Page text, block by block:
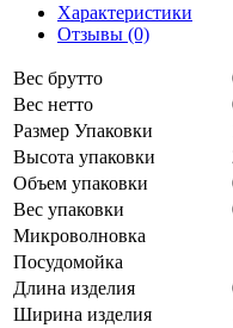
Характеристики
Отзывы (0)
Вес брутто
Вес нетто
Размер Упаковки
Высота упаковки
Объем упаковки
Вес упаковки
Микроволновка
Посудомойка
Длина изделия
Ширина изделия